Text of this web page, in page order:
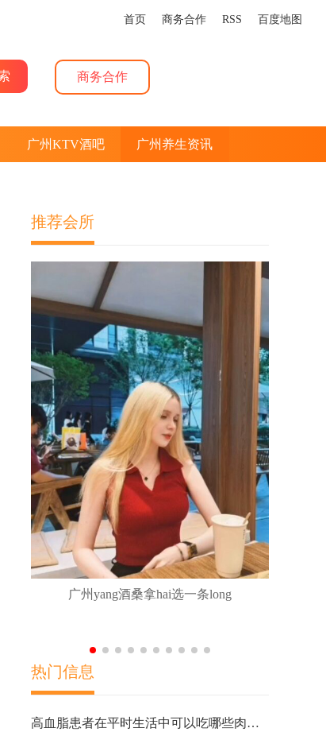
首页 商务合作 RSS 百度地图
商务合作
广州KTV酒吧 广州养生资讯
推荐会所
广州yang酒桑拿hai选一条long
热门信息
高血脂患者在平时生活中可以吃哪些肉类？